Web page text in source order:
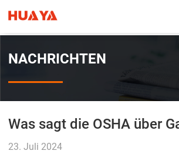
NACHRICHTEN
Was sagt die OSHA über
23. Juli 2024